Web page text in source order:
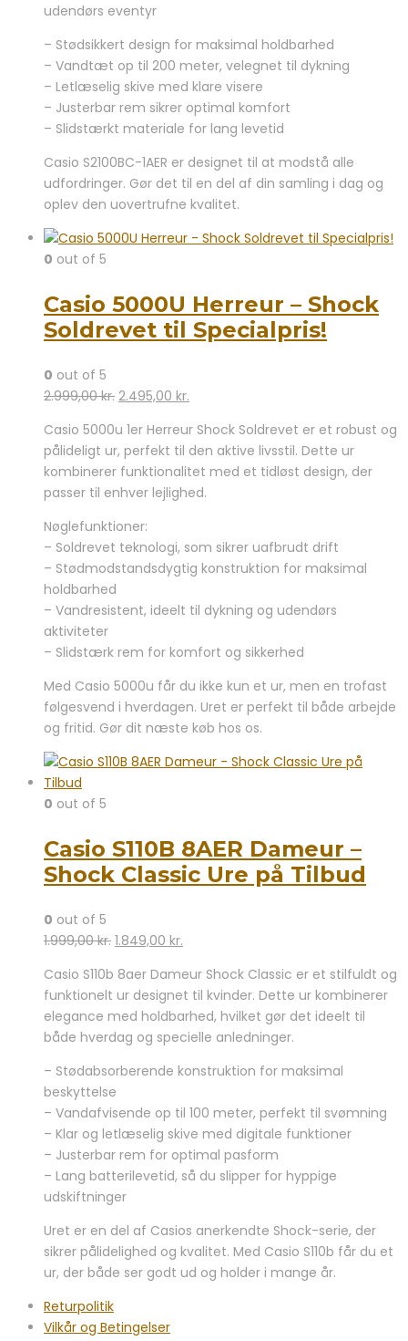
udendørs eventyr
– Stødsikkert design for maksimal holdbarhed
– Vandtæt op til 200 meter, velegnet til dykning
– Letlæselig skive med klare visere
– Justerbar rem sikrer optimal komfort
– Slidstærkt materiale for lang levetid
Casio S2100BC-1AER er designet til at modstå alle
udfordringer. Gør det til en del af din samling i dag og
oplev den uovertrufne kvalitet.
0 out of 5
Casio 5000U Herreur – Shock
Soldrevet til Specialpris!
0 out of 5
2.999,00kr. Den
pris
var:
2.999,00 kr..
2.495,00 kr.
pris
er:
2.495,00 kr..
Casio 5000u 1er Herreur Shock Soldrevet er et robust og
pålideligt ur, perfekt til den aktive livsstil. Dette ur
kombinerer funktionalitet med et tidløst design, der
passer til enhver lejlighed.
Nøglefunktioner:
– Soldrevet teknologi, som sikrer uafbrudt drift
– Stødmodstandsdygtig konstruktion for maksimal
holdbarhed
– Vandresistent, ideelt til dykning og udendørs
aktiviteter
– Slidstærk rem for komfort og sikkerhed
Med Casio 5000u får du ikke kun et ur, men en trofast
følgesvend i hverdagen. Uret er perfekt til både arbejde
og fritid. Gør dit næste køb hos os.
0 out of 5
Casio S110B 8AER Dameur –
Shock Classic Ure på Tilbud
0 out of 5
1.999,00kr. Den
pris
var:
1.999,00 kr..
1.849,00 kr.
pris
er:
1.849,00 kr..
Casio S110b 8aer Dameur Shock Classic er et stilfuldt og
funktionelt ur designet til kvinder. Dette ur kombinerer
elegance med holdbarhed, hvilket gør det ideelt til
både hverdag og specielle anledninger.
– Stødabsorberende konstruktion for maksimal
beskyttelse
– Vandafvisende op til 100 meter, perfekt til svømning
– Klar og letlæselig skive med digitale funktioner
– Justerbar rem for optimal pasform
– Lang batterilevetid, så du slipper for hyppige
udskiftninger
Uret er en del af Casios anerkendte Shock-serie, der
sikrer pålidelighed og kvalitet. Med Casio S110b får du et
ur, der både ser godt ud og holder i mange år.
Returpolitik
Vilkår og Betingelser